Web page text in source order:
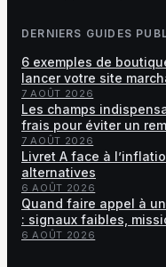
DERNIERS GUIDES
6 exemples de
lancer votre site
7 AOÛT 2026
Les champs
frais pour éviter un
7 AOÛT 2026
Livret A face à
alternatives
6 AOÛT 2026
Quand faire appel à
: signaux faibles,
6 AOÛT 2026